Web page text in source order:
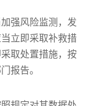
强风险监测，发
立即采取补救措
取处置措施，按
报告。